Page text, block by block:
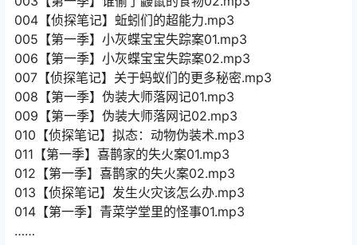
004【侦探笔记】蚯蚓们的超能力.mp3
005【第一季】小灰蝶宝宝失踪案01.mp3
006【第一季】小灰蝶宝宝失踪案02.mp3
007【侦探笔记】关于蚂蚁们的更多秘密.mp3
008【第一季】伪装大师落网记01.mp3
009【第一季】伪装大师落网记02.mp3
010【侦探笔记】拟态：动物伪装术.mp3
011【第一季】喜鹊家的失火案01.mp3
012【第一季】喜鹊家的失火案02.mp3
013【侦探笔记】发生火灾该怎么办.mp3
014【第一季】青菜学堂里的怪事01.mp3
……